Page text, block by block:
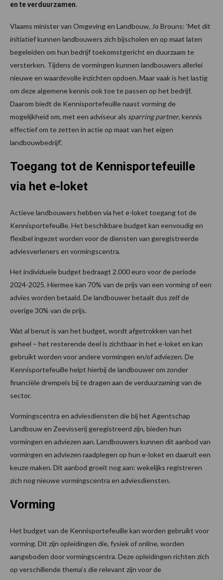
en te verduurzamen.
Vlaams minister van Omgeving en Landbouw, Jo Brouns: ‘Met dit
initiatief kunnen landbouwers zich bijscholen en op maat laten
begeleiden om hun bedrijf toekomstgericht en duurzaam te
versterken. Tijdens de vormingen kunnen landbouwers allerlei
nieuwe en waardevolle inzichten opdoen. Maar vaak is het lastig
om deze algemene kennis ook toe te passen op het bedrijf.
Daarom biedt de Kennisportefeuille naast vorming de
mogelijkheid om, met een adviseur als sparring partner, kennis
effectief om te zetten in actie op maat van het eigen
landbouwbedrijf’.
Toegang tot de Kennisportefeuille
via het e-loket
Actieve landbouwers hebben via het e-loket toegang tot de
Kennisportefeuille. Het beschikbare budget kan eenvoudig en
flexibel ingezet worden voor de diensten van geregistreerde
adviesverleners en vormingscentra.
Het individuele budget bedraagt 2.000 euro voor de periode
2024-2025. Hiermee kan 70% van de prijs van een vorming of een
advies worden betaald. De landbouwer betaalt dus zelf de
overige 30% van de prijs.
Wat al benut is van het budget, wordt afgetrokken van het
geheel – het resterende deel is zichtbaar in het e-loket en kan
gebruikt worden voor andere vormingen en/of adviezen. De
Kennisportefeuille helpt hierbij de landbouwer om zonder
financiële drempels bij te dragen aan de verduurzaming van de
sector.
Vormingscentra en adviesdiensten die bij het Agentschap
Landbouw en Zeevisserij geregistreerd zijn, bieden hun
vormingen en adviezen aan. Landbouwers kunnen dit aanbod van
vormingen en adviezen raadplegen op hun e-loket en daaruit een
keuze maken. Dit aanbod groeit nog aan: wekelijks registreren
zich nog nieuwe vormingscentra en adviesdiensten.
Vorming
Het budget van de Kennisportefeuille kan worden gebruikt voor
vorming. Dit zijn opleidingen die, fysiek of online, worden
aangeboden door vormingscentra. Deze opleidingen richten zich
op verschillende thema’s die relevant zijn voor de